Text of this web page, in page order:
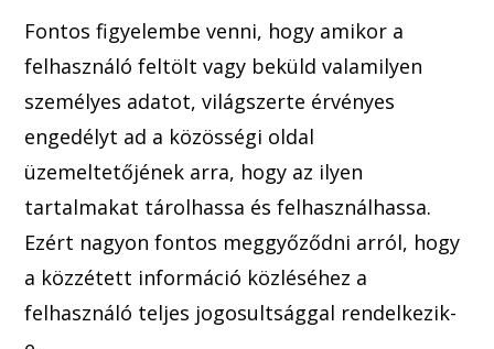
Fontos figyelembe venni, hogy amikor a
felhasználó feltölt vagy beküld valamilyen
személyes adatot, világszerte érvényes
engedélyt ad a közösségi oldal
üzemeltetőjének arra, hogy az ilyen
tartalmakat tárolhassa és felhasználhassa.
Ezért nagyon fontos meggyőződni arról, hogy
a közzétett információ közléséhez a
felhasználó teljes jogosultsággal rendelkezik-